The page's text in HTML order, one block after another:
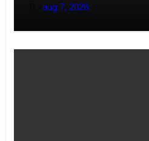
aug 7, 2026